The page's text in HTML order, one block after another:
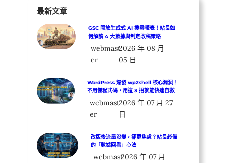
最新文章
GSC 開放生成式 AI 搜尋報表！站長如
何解讀 4 大數據與制定改稿策略
webmast
er
2026 年 08 月
05 日
WordPress 爆發 wp2shell 核心漏洞！
不用懂程式碼，用這 3 招就能快速自救
webmast
er
2026 年 07 月 27
日
改版後流量沒變，卻更焦慮？站長必備
的「數據回看」心法
webmast2026 年 07 月